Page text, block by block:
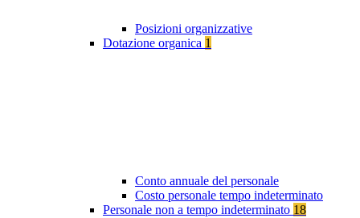
Posizioni organizzative
Dotazione organica 1
Conto annuale del personale
Costo personale tempo indeterminato
Personale non a tempo indeterminato 18